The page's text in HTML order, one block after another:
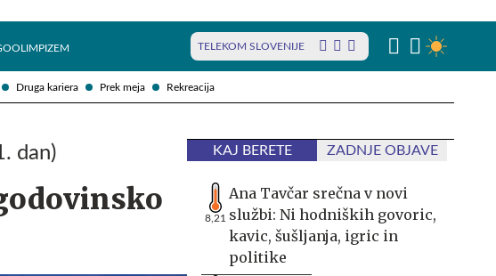
Druga kariera Prek meja Rekreacija
OLIMPIZEM TELEKOM SLOVENIJE
dan) KAJ BERETE ZADNJE OBJAVE
8,21
Ana Tavčar srečna v novi
službi: Ni hodniških govoric,
kavic, šušljanja, igric in
politike